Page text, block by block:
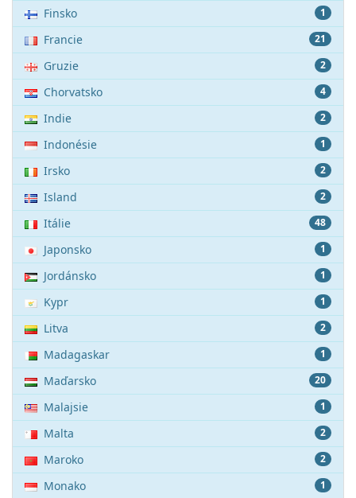
1
Finsko
21
Francie
2
Gruzie
4
Chorvatsko
2
Indie
1
Indonésie
2
Irsko
2
Island
48
Itálie
1
Japonsko
1
Jordánsko
1
Kypr
2
Litva
1
Madagaskar
20
Maďarsko
1
Malajsie
2
Malta
2
Maroko
1
Monako